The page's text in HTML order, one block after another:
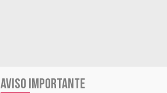
AVISO IMPORTANTE